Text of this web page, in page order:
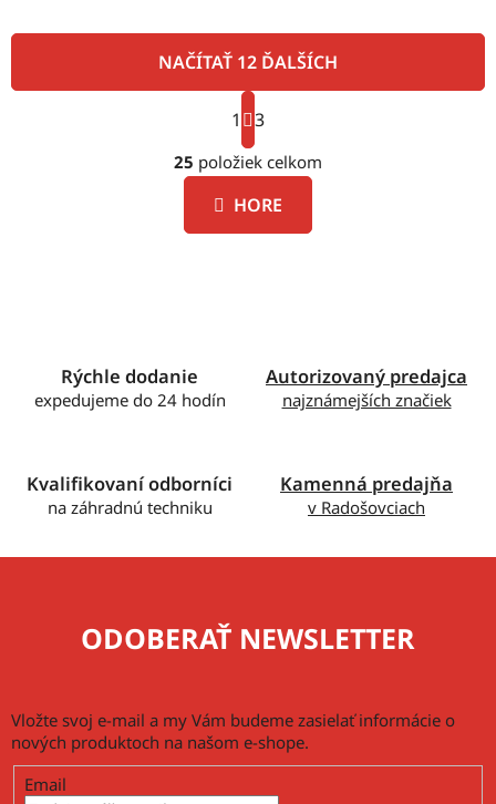
O
v
l
á
d
i
NAČÍTAŤ 12 ĎALŠÍCH
S
t
r
á
n
k
1 3
25 položiek celkom
HORE
Rýchle dodanie
expedujeme do 24 hodín
Autorizovaný predajca
najznámejších značiek
Kvalifikovaní odborníci
na záhradnú techniku
Kamenná predajňa
v Radošovciach
ODOBERAŤ NEWSLETTER
Vložte svoj e-mail a my Vám budeme zasielať informácie o
nových produktoch na našom e-shope.
Email